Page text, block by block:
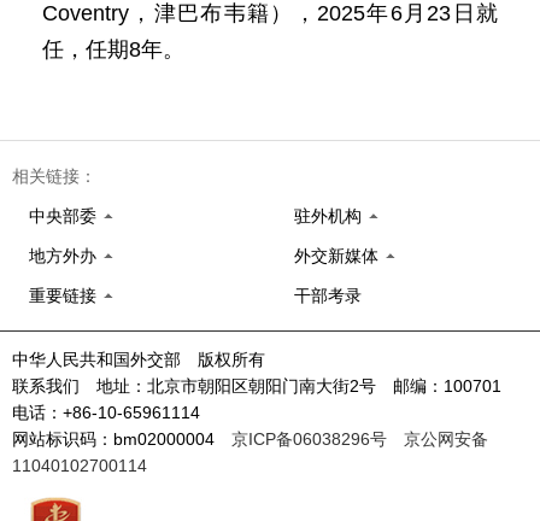
Coventry，津巴布韦籍），2025年6月23日就
任，任期8年。
相关链接：
中央部委 驻外机构
地方外办 外交新媒体
重要链接 干部考录
中华人民共和国外交部 版权所有
联系我们 地址：北京市朝阳区朝阳门南大街2号 邮编：100701
电话：+86-10-65961114
网站标识码：bm02000004 京ICP备06038296号
京公网安备
11040102700114